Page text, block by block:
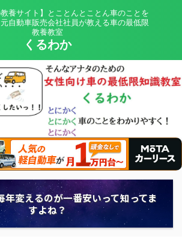
教養サイト】とことんとことん車のことを
自動車販売会社社員が教える車の最低限
教養教室
くるわか
年変えるのが一番安いって知ってま
すよね？